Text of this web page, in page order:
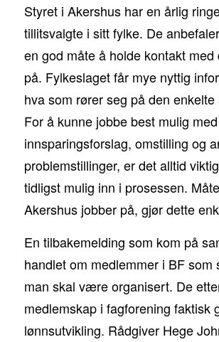
Styret i Akershus har en årlig
tillitsvalgte i sitt fylke. De
en god måte å holde kontakt med
på. Fylkeslaget får mye nyttig
hva som rører seg på den
For å kunne jobbe best mulig med
innsparingsforslag, omstilling og
problemstillinger, er det alltid
tidligst mulig inn i prosessen.
Akershus jobber på, gjør dette
En tilbakemelding som kom på
handlet om medlemmer i BF som
man skal være organisert. De
medlemskap i fagforening faktisk
lønnsutvikling. Rådgiver Hege